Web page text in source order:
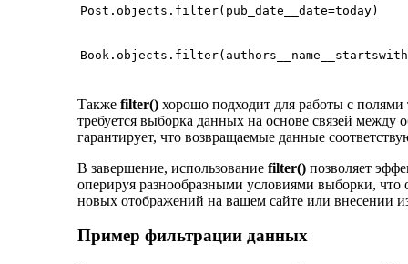
Post.objects.filter(pub_date__date=today)
Также filter() хорошо подходит для работы с
требуется выборка данных на основе связей между
гарантирует, что возвращаемые данные
В завершение, использование filter() позволяет
оперируя разнообразными условиями выборки, что
новых отображений на вашем сайте или внесении
Пример фильтрации данных